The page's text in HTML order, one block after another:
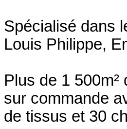
Spécialisé dans
Louis Philippe,
Plus de 1
sur commande
de tissus et 30